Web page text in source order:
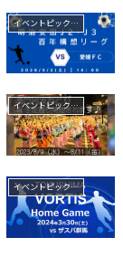
イベントピックアップ
イベントピックアップ
イベントピックアップ